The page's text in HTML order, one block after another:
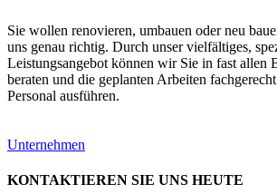
Sie wollen renovieren, umbauen oder neu
uns genau richtig. Durch unser vielfältiges,
Leistungsangebot können wir Sie in fast allen
beraten und die geplanten Arbeiten
Personal ausführen.
Unternehmen
KONTAKTIEREN SIE UNS HEUTE